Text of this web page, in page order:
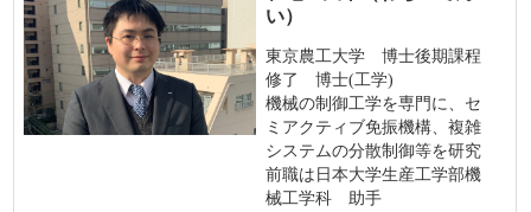
い）
東京農工大学 博士後期課程
修了 博士(工学)
機械の制御工学を専門に、セ
ミアクティブ免振機構、複雑
システムの分散制御等を研究
前職は日本大学生産工学部機
械工学科 助手